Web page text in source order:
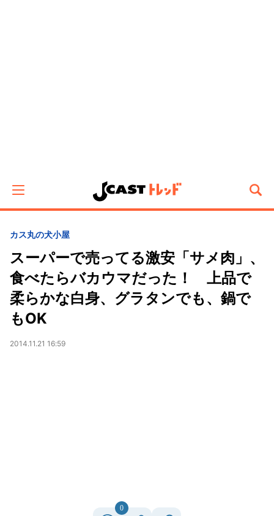
カス丸の犬小屋
スーパーで売ってる激安「サメ肉」、
食べたらバカウマだった！ 上品で
柔らかな白身、グラタンでも、鍋で
もOK
2014.11.21 16:59
0